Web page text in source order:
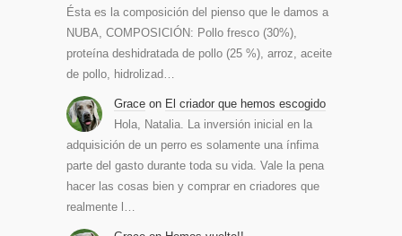
Ésta es la composición del pienso que le damos a
NUBA, COMPOSICIÓN: Pollo fresco (30%),
proteína deshidratada de pollo (25 %), arroz, aceite
de pollo, hidrolizad…
Grace on El criador que hemos escogido
Hola, Natalia. La inversión inicial en la
adquisición de un perro es solamente una ínfima
parte del gasto durante toda su vida. Vale la pena
hacer las cosas bien y comprar en criadores que
realmente l…